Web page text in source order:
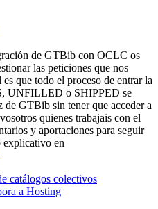
de GTBib con OCLC os
las peticiones que nos
que todo el proceso de entrar la
UNFILLED o SHIPPED se
de GTBib sin tener que acceder a
quienes trabajais con el
y aportaciones para seguir
explicativo en
catálogos colectivos
a Hosting